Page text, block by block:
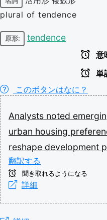
plural of tendence
原形: tendence
意
単
このボタンはなに？
Analysts noted
urban housing
reshape development
翻訳する
聞き取れるようになる
詳細